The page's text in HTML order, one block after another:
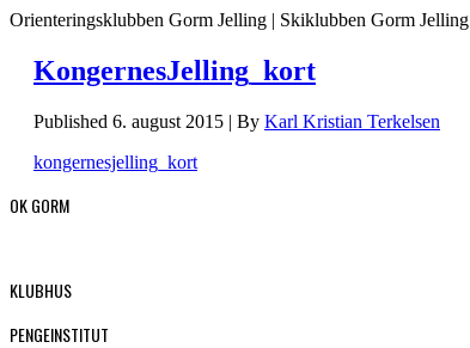
Orienteringsklubben Gorm Jelling | Skiklubben Gorm Jelling
KongernesJelling_kort
Published 6. august 2015 | By Karl Kristian Terkelsen
kongernesjelling_kort
OK GORM
KLUBHUS
PENGEINSTITUT